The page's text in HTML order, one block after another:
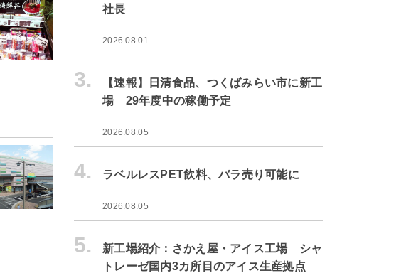
社長
2026.08.01
3.
【速報】日清食品、つくばみらい市に新工
場 29年度中の稼働予定
2026.08.05
4. ラベルレスPET飲料、バラ売り可能に
2026.08.05
5.
新工場紹介：さかえ屋・アイス工場 シャ
トレーゼ国内3カ所目のアイス生産拠点